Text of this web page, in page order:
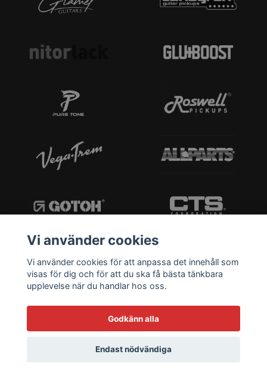
Vi använder cookies
Vi använder cookies för att anpassa det innehåll som
visas för dig och för att du ska få bästa tänkbara
upplevelse när du handlar hos oss.
Godkänn alla
Endast nödvändiga